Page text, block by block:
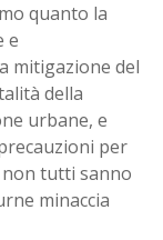
quanto la
e
mitigazione del
della
urbane, e
per
tutti sanno
minaccia